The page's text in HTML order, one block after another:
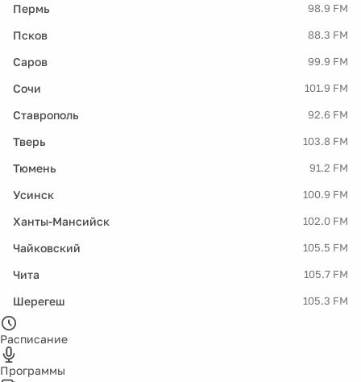
Пермь 98.9 FM
Псков 88.3 FM
Саров 99.9 FM
Сочи 101.9 FM
Ставрополь 92.6 FM
Тверь 103.8 FM
Тюмень 91.2 FM
Усинск 100.9 FM
Ханты-Мансийск 102.0 FM
Чайковский 105.5 FM
Чита 105.7 FM
Шерегеш 105.3 FM
Расписание
Программы